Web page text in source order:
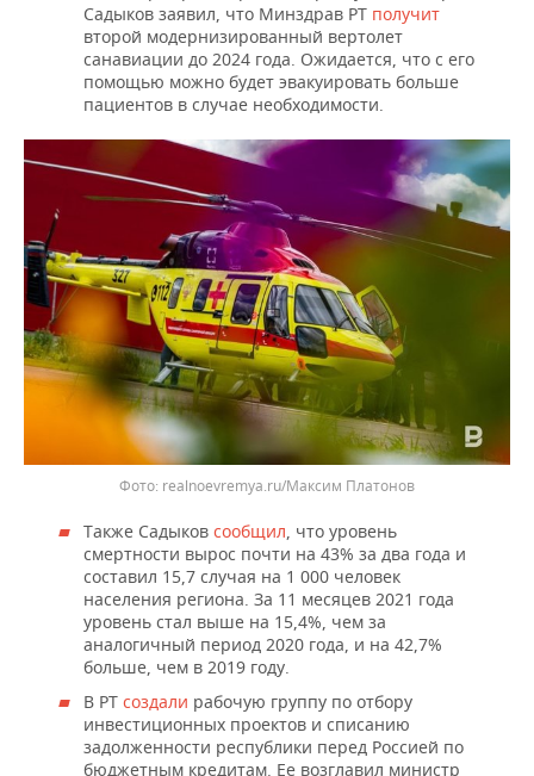
Садыков заявил, что Минздрав РТ получит
второй модернизированный вертолет
санавиации до 2024 года. Ожидается, что с его
помощью можно будет эвакуировать больше
пациентов в случае необходимости.
realnoevremya.ru/Максим Платонов
Также Садыков сообщил , что уровень
смертности вырос почти на 43% за два года и
составил 15,7 случая на 1 000 человек
населения региона. За 11 месяцев 2021 года
уровень стал выше на 15,4%, чем за
аналогичный период 2020 года, и на 42,7%
больше, чем в 2019 году.
В РТ создали рабочую группу по отбору
инвестиционных проектов и списанию
задолженности республики перед Россией по
бюджетным кредитам. Ее возглавил министр